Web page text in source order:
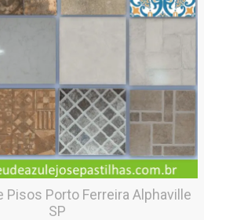
Pisos Porto Ferreira Alphaville
SP